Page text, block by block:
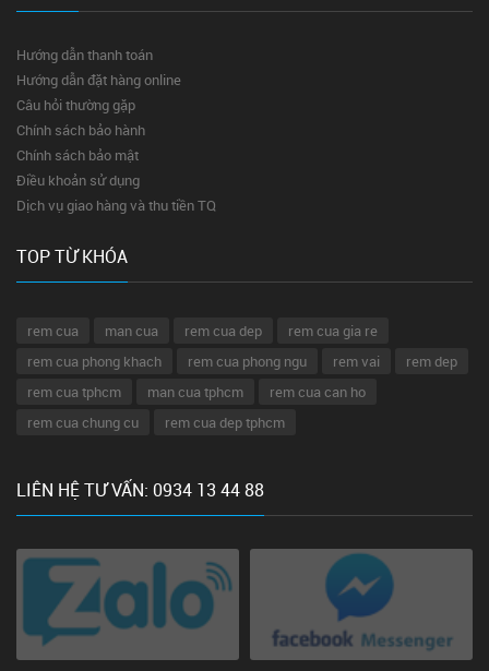
Hướng dẫn thanh toán
Hướng dẫn đặt hàng online
Câu hỏi thường gặp
Chính sách bảo hành
Chính sách bảo mật
Điều khoản sử dụng
Dịch vụ giao hàng và thu tiền TQ
TOP TỪ KHÓA
rem cua man cua rem cua dep
rem cua gia re
rem cua phong khach
rem cua phong ngu rem vai
rem dep
rem cua tphcm
man cua tphcm
rem cua can ho
rem cua chung cu
rem cua dep tphcm
LIÊN HỆ TƯ VẤN: 0934 13 44 88